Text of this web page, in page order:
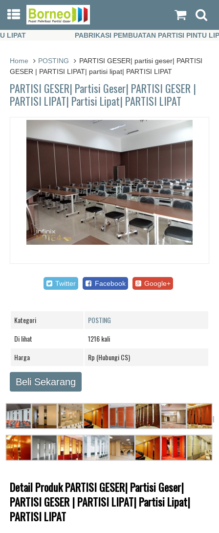
PABRIKASI PEMBUATAN PARTISI PINTU LIPAT
Home
POSTING
PARTISI GESER| partisi geser| PARTISI
GESER | PARTISI LIPAT| partisi lipat| PARTISI LIPAT
PARTISI GESER| Partisi Geser| PARTISI GESER |
PARTISI LIPAT| Partisi Lipat| PARTISI LIPAT
Twitter Facebook Google+
Kategori
POSTING
Di lihat
1216 kali
Harga
Rp (Hubungi CS)
Beli Sekarang
Detail Produk PARTISI GESER| Partisi Geser|
PARTISI GESER | PARTISI LIPAT| Partisi Lipat|
PARTISI LIPAT